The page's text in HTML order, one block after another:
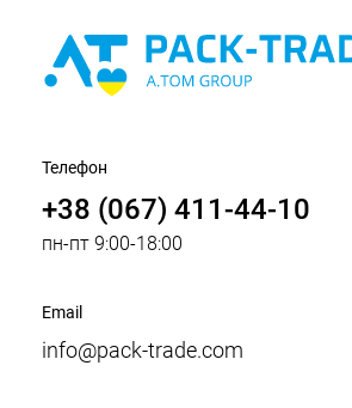
Телефон
+38 (067) 411-44-10
пн-пт 9:00-18:00
Email
info@pack-trade.com